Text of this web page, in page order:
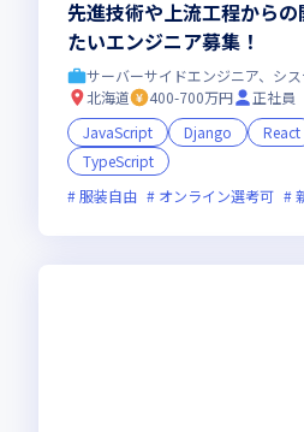
先進技術や上流工程から
たいエンジニア募集！
サーバーサイドエンジニア、シ
北海道
400-700万円
正社員
JavaScript
Django React
TypeScript
服装自由
オンライン選考可